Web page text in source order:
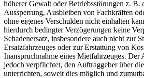
höherer Gewalt oder Betriebsstörungen z. B.
Aussperrung, Ausbleiben von Fachkräften
ohne eigenes Verschulden nicht einhalten
hierdurch bedingter Verzögerungen keine
Schadenersatz, insbesondere auch nicht zur
Ersatzfahrzeuges oder zur Erstattung von
Inanspruchnahme eines Mietfahrzeuges. Der
jedoch verpflichtet, den Auftraggeber über
unterrichten, soweit dies möglich und